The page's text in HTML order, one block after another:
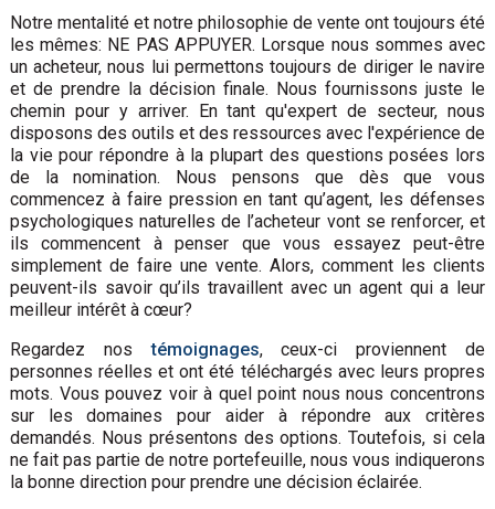
Notre mentalité et notre philosophie de vente ont toujours été
les mêmes: NE PAS APPUYER. Lorsque nous sommes avec
un acheteur, nous lui permettons toujours de diriger le navire
et de prendre la décision finale. Nous fournissons juste le
chemin pour y arriver. En tant qu'expert de secteur, nous
disposons des outils et des ressources avec l'expérience de
la vie pour répondre à la plupart des questions posées lors
de la nomination. Nous pensons que dès que vous
commencez à faire pression en tant qu’agent, les défenses
psychologiques naturelles de l’acheteur vont se renforcer, et
ils commencent à penser que vous essayez peut-être
simplement de faire une vente. Alors, comment les clients
peuvent-ils savoir qu’ils travaillent avec un agent qui a leur
meilleur intérêt à cœur?
Regardez nostémoignages, ceux-ci proviennent de
personnes réelles et ont été téléchargés avec leurs propres
mots. Vous pouvez voir à quel point nous nous concentrons
sur les domaines pour aider à répondre aux critères
demandés. Nous présentons des options. Toutefois, si cela
ne fait pas partie de notre portefeuille, nous vous indiquerons
la bonne direction pour prendre une décision éclairée.